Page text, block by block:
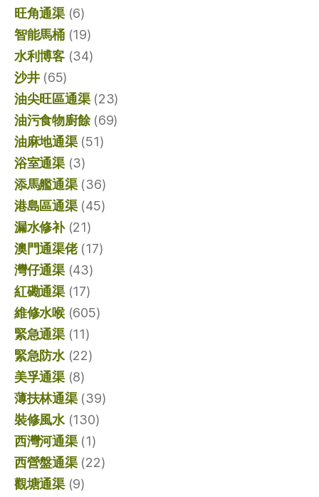
旺角通渠(6)
智能馬桶(19)
水利博客(34)
沙井(65)
油尖旺區通渠(23)
油污食物廚餘(69)
油麻地通渠(51)
浴室通渠(3)
添馬艦通渠(36)
港島區通渠(45)
漏水修补(21)
澳門通渠佬(17)
灣仔通渠(43)
紅磡通渠(17)
維修水喉(605)
緊急通渠(11)
緊急防水(22)
美孚通渠(8)
薄扶林通渠(39)
裝修風水(130)
西灣河通渠(1)
西營盤通渠(22)
觀塘通渠(9)